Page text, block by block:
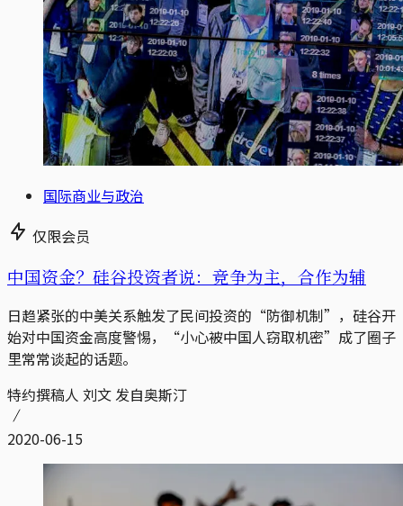
国际商业与政治
仅限会员
中国资金？硅谷投资者说：竞争为主，合作为辅
日趋紧张的中美关系触发了民间投资的“防御机制”，硅谷开
始对中国资金高度警惕，“小心被中国人窃取机密”成了圈子
里常常谈起的话题。
特约撰稿人 刘文 发自奥斯汀
2020-06-15